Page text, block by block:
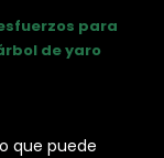
para
de yaro
que puede